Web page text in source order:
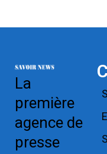
La
première
agence de
presse